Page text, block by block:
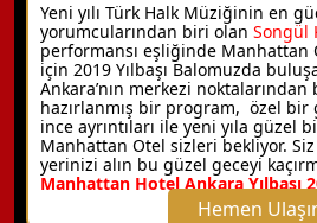
Yeni yılı Türk Halk Müziğinin en
yorumcularından biri olan Songül
performansı eşliğinde Manhattan
için 2019 Yılbaşı Balomuzda
Ankara’nın merkezi
hazırlanmış bir program, özel bir
ince ayrıntıları ile yeni yıla güzel
Manhattan Otel sizleri bekliyor.
yerinizi alın bu güzel geceyi
Manhattan Hotel Ankara Yılbaşı
Hemen